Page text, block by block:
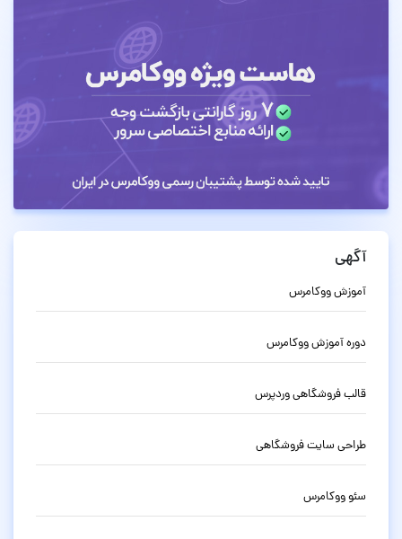
آگهی
آموزش ووکامرس
دوره آموزش ووکامرس
قالب فروشگاهی وردپرس
طراحی سایت فروشگاهی
سئو ووکامرس